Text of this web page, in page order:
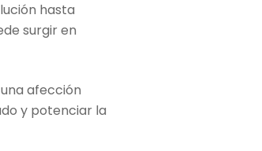
hasta
surgir en
afección
y potenciar la